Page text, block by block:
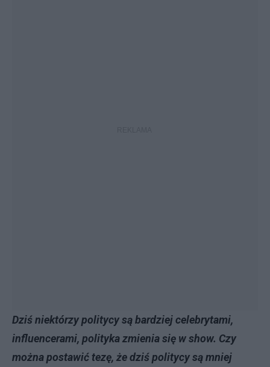
Dziś niektórzy politycy są bardziej celebrytami,
influencerami, polityka zmienia się w show. Czy
można postawić tezę, że dziś politycy są mniej